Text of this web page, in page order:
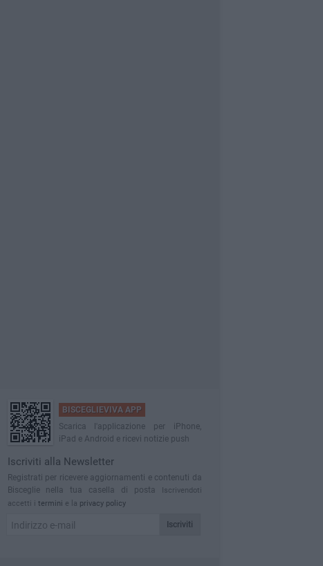
BISCEGLIEVIVA APP
Scarica l'applicazione per iPhone,
iPad e Android e ricevi notizie push
Iscriviti alla Newsletter
Registrati per ricevere aggiornamenti e contenuti da
Bisceglie nella tua casella di posta
Iscrivendoti
accetti i termini e la privacy policy
Iscriviti